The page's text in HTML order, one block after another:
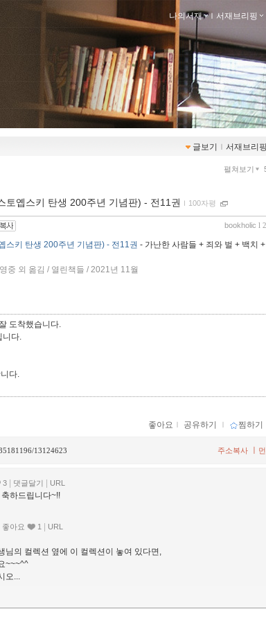
나의서재 ｌ 서재브리핑
글보기 ｌ 서재브리핑
펼쳐보기
토옙스키 탄생 200주년 기념판) - 전11권 ｌ 100자평
bookholic l
스키 탄생 200주년 기념판) - 전11권 - 가난한 사람들 + 죄와 벌 + 백치
중 외 옮김 / 열린책들 / 2021년 11월
도착했습니다.
다.
다.
좋아요 ｌ 공유하기 ｌ 찜하기
13124623 주소복사 ㅣ
3 | 댓글달기 | URL
하드립니다~!!
좋아요 1 | URL
님의 컬렉션 옆에 이 컬렉션이 놓여 있다면,
~~~^^
...